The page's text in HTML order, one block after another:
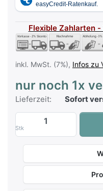
Flexible Zahlarten
inkl. MwSt. (7%), Infos zu
nur noch 1x
Lieferzeit: Sofort
Stk
Piano